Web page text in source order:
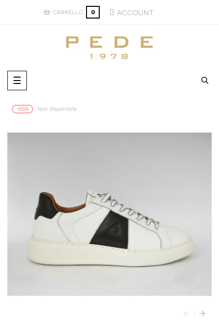
CARRELLO 0 ACCOUNT
navigazione
Toggle
☰
-65% Non disponibile